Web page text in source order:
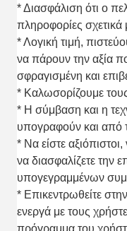
* Διασφάλιση ότι ο
πληροφορίες σχετικά
* Λογική τιμή,
να πάρουν την αξία
σφραγισμένη και
* Καλωσορίζουμε
* Η σύμβαση και η
υπογραφούν και από
* Να είστε αξιόπιστοι,
να διασφαλίζετε την
υπογεγραμμένων
* Επικεντρωθείτε
ενεργά με τους
πρόγραμμα του